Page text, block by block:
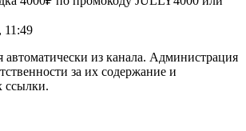
11:49
автоматически из канала. Администрация
за их содержание и
ссылки.